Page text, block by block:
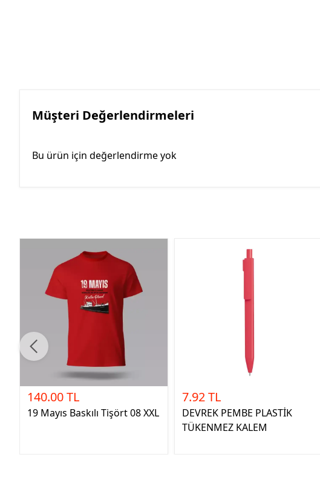
Müşteri Değerlendirmeleri
Bu ürün için değerlendirme yok
140.00 TL
19 Mayıs Baskılı Tişört 08 XXL
7.92 TL
DEVREK PEMBE PLASTİK
TÜKENMEZ KALEM